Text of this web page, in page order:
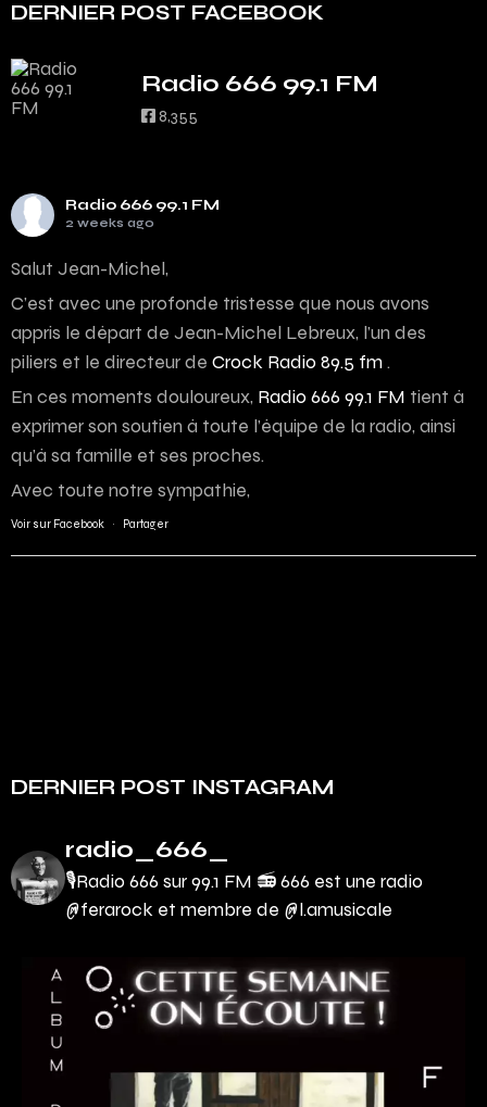
DERNIER POST FACEBOOK
Radio 666 99.1 FM
8,355
Radio 666 99.1 FM
2 weeks ago
Salut Jean-Michel,
C’est avec une profonde tristesse que nous avons
appris le départ de Jean-Michel Lebreux, l’un des
piliers et le directeur de Crock Radio 89.5 fm.
En ces moments douloureux, Radio 666 99.1 FM tient à
exprimer son soutien à toute l’équipe de la radio, ainsi
qu’à sa famille et ses proches.
Avec toute notre sympathie,
Voir sur Facebook · Partager
DERNIER POST INSTAGRAM
radio_666_
🎙Radio 666 sur 99.1 FM 📻666 est une radio
@ferarock et membre de @l.amusicale